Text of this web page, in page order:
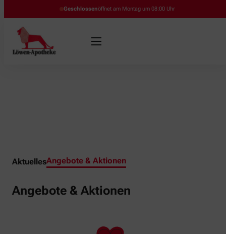
Geschlossenöffnet am Montag um 08:00 Uhr
AktuellesAngebote & Aktionen
Angebote & Aktionen